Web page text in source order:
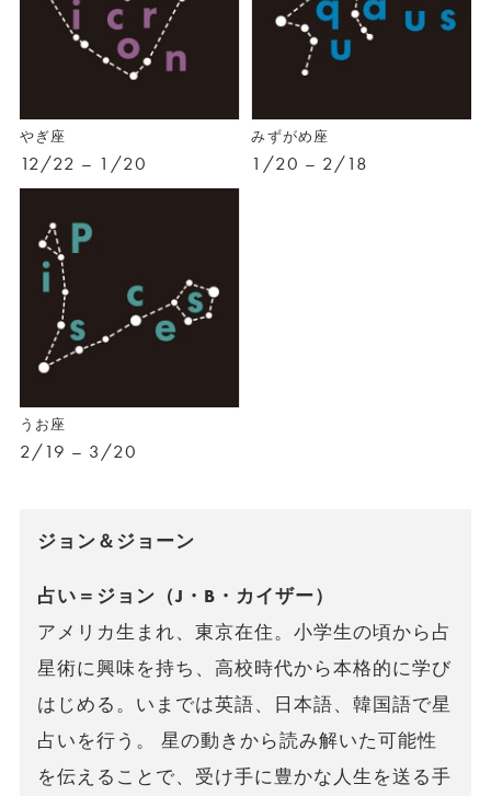
やぎ座
12/22 – 1/20
みずがめ座
1/20 – 2/18
うお座
2/19 – 3/20
ジョン＆ジョーン
占い＝ジョン（J・B・カイザー）
アメリカ生まれ、東京在住。小学生の頃から占
星術に興味を持ち、高校時代から本格的に学び
はじめる。いまでは英語、日本語、韓国語で星
占いを行う。 星の動きから読み解いた可能性
を伝えることで、受け手に豊かな人生を送る手